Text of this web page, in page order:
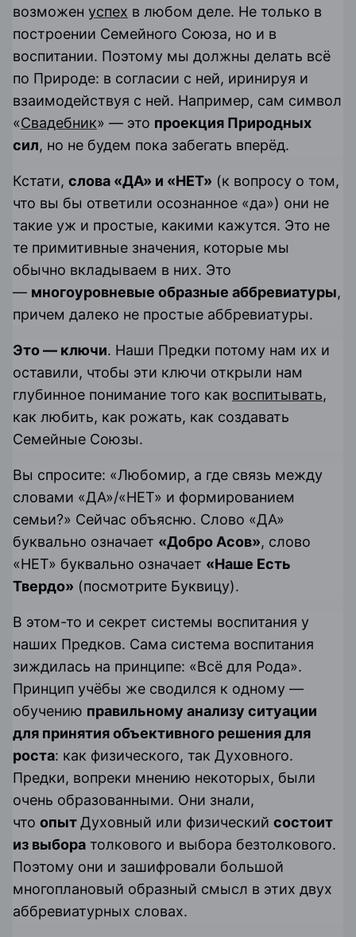
возможен успех в любом деле. Не только в
построении Семейного Союза, но и в
воспитании. Поэтому мы должны делать всё
по Природе: в согласии с ней, иринируя и
взаимодействуя с ней. Например, сам символ
«Свадебник» — это проекция Природных
сил, но не будем пока забегать вперёд.
Кстати, слова «ДА» и «НЕТ» (к вопросу о том,
что вы бы ответили осознанное «да») они не
такие уж и простые, какими кажутся. Это не
те примитивные значения, которые мы
обычно вкладываем в них. Это
— многоуровневые образные аббревиатуры,
причем далеко не простые аббревиатуры.
Это — ключи. Наши Предки потому нам их и
оставили, чтобы эти ключи открыли нам
глубинное понимание того как воспитывать,
как любить, как рожать, как создавать
Семейные Союзы.
Вы спросите: «Любомир, а где связь между
словами «ДА»/«НЕТ» и формированием
семьи?» Сейчас объясню. Слово «ДА»
буквально означает «Добро Асов», слово
«НЕТ» буквально означает «Наше Есть
Твердо» (посмотрите Буквицу).
В этом-то и секрет системы воспитания у
наших Предков. Сама система воспитания
зиждилась на принципе: «Всё для Рода».
Принцип учёбы же сводился к одному —
обучению правильному анализу ситуации
для принятия объективного решения для
роста: как физического, так Духовного.
Предки, вопреки мнению некоторых, были
очень образованными. Они знали,
что опытДуховный или физический состоит
из выбора толкового и выбора безтолкового.
Поэтому они и зашифровали большой
многоплановый образный смысл в этих двух
аббревиатурных словах.